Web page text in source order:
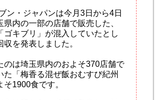
ン・ジャパンは今月3日から4日
県内の一部の店舗で販売した、
ゴキブリ」が混入していたとし
を発表しました。
のは埼玉県内のおよそ370店舗で
た「梅香る混ぜ飯おむすび紀州
1900食です。